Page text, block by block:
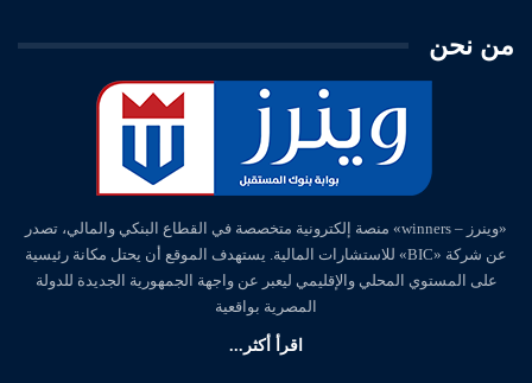
من نحن
«وينرز – winners» منصة إلكترونية متخصصة في القطاع البنكي والمالي، تصدر
عن شركة «BIC» للاستشارات المالية. يستهدف الموقع أن يحتل مكانة رئيسية
على المستوي المحلي والإقليمي ليعبر عن واجهة الجمهورية الجديدة للدولة
المصرية بواقعية
اقرأ أكثر...